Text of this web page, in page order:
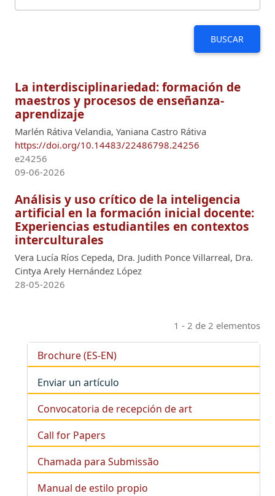
BUSCAR
La interdisciplinariedad: formación de
maestros y procesos de enseñanza-
aprendizaje
Marlén Rátiva Velandia, Yaniana Castro Rátiva
https://doi.org/10.14483/22486798.24256
e24256
09-06-2026
Análisis y uso crítico de la inteligencia
artificial en la formación inicial docente:
Experiencias estudiantiles en contextos
interculturales
Vera Lucía Ríos Cepeda, Dra. Judith Ponce Villarreal, Dra.
Cintya Arely Hernández López
28-05-2026
1 - 2 de 2 elementos
Brochure (ES-EN)
Enviar un artículo
Convocatoria de recepción de art
Call for Papers
Chamada para Submissão
Manual de estilo propio